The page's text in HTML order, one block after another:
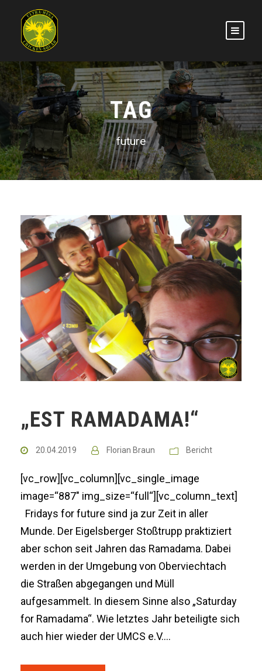
TAG
future
„EST RAMADAMA!“
20.04.2019 Florian Braun Bericht
[vc_row][vc_column][vc_single_image
image=“887″ img_size=“full“][vc_column_text]
Fridays for future sind ja zur Zeit in aller
Munde. Der Eigelsberger Stoßtrupp praktiziert
aber schon seit Jahren das Ramadama. Dabei
werden in der Umgebung von Oberviechtach
die Straßen abgegangen und Müll
aufgesammelt. In diesem Sinne also „Saturday
for Ramadama“. Wie letztes Jahr beteiligte sich
auch hier wieder der UMCS e.V....